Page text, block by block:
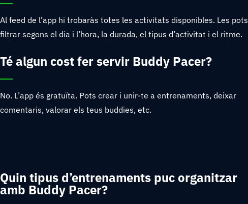
Al feed de l’app hi trobaràs totes les activitats disponibles. Les pots
filtrar segons el dia i l’hora, la durada, el tipus d’activitat i el ritme.
Té algun cost fer servir Buddy Pacer?
No. L’app és gratuïta. Pots crear i unir-te a entrenaments, deixar
comentaris, valorar els teus buddies, etc.
Quin tipus d’entrenaments puc organitzar
amb Buddy Pacer?